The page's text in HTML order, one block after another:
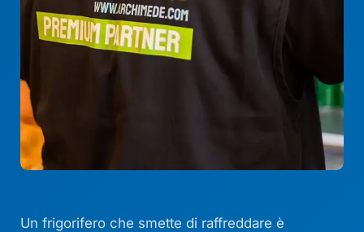
Un frigorifero che smette di raffreddare è